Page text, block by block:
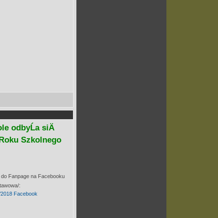
odbyĹa siÄ
Szkolnego
Fanpage na Facebooku
:
Facebook